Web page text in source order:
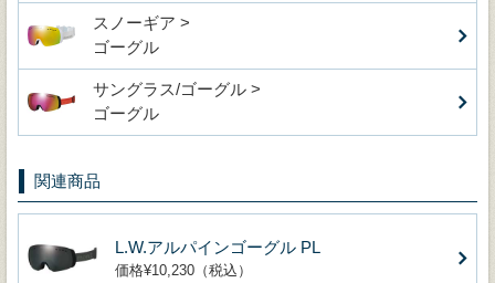
スノーギア >
ゴーグル
サングラス/ゴーグル >
ゴーグル
関連商品
L.W.アルパインゴーグル PL
価格¥10,230（税込）